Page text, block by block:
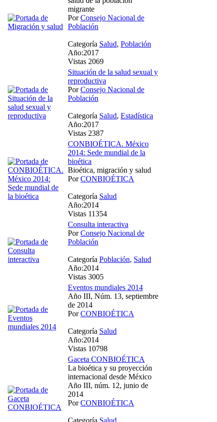
migrante
PorConsejo Nacional de
Población
Categoría Salud, Población
Año:2017
Vistas 2069
Situación de la salud sexual y
reproductiva
PorConsejo Nacional de
Población
Categoría Salud, Estadística
Año:2017
Vistas 2387
CONBIOÉTICA. México
2014: Sede mundial de la
bioética
Bioética, migración y salud
PorCONBIOÉTICA
Categoría Salud
Año:2014
Vistas 11354
Consulta interactiva
PorConsejo Nacional de
Población
Categoría Población, Salud
Año:2014
Vistas 3005
Eventos mundiales 2014
Año III, Núm. 13, septiembre
de 2014
PorCONBIOÉTICA
Categoría Salud
Año:2014
Vistas 10798
Gaceta CONBIOÉTICA
La bioética y su proyección
internacional desde México
Año III, núm. 12, junio de
2014
PorCONBIOÉTICA
Categoría Salud